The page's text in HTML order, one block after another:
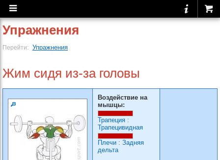
Упражнения
Перейти: Упражнения
Жим сидя из-за головы
Воздействие на
мышцы:
Трапеция :
Трапецивидная
Плечи : Задняя
дельта